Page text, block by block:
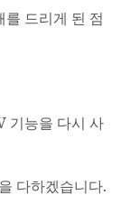
드리게 된 점
기능을 다시 사
다하겠습니다.